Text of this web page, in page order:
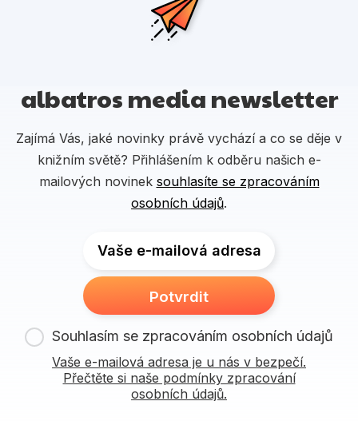
albatros media newsletter
Zajímá Vás, jaké novinky právě vychází a co se děje v
knižním světě? Přihlášením k odběru našich e-
mailových novinek souhlasíte se zpracováním
osobních údajů.
Vaše e-mailová adresa
Potvrdit
Souhlasím se zpracováním osobních údajů
Vaše e-mailová adresa je u nás v bezpečí.
Přečtěte si naše podmínky zpracování
osobních údajů.